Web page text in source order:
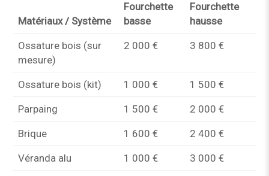
Matériaux / Système
Fourchette
basse
Fourchette
hausse
Ossature bois (sur
mesure)
2 000 € 3 800 €
Ossature bois (kit) 1 000 € 1 500 €
Parpaing 1 500 € 2 000 €
Brique 1 600 € 2 400 €
Véranda alu 1 000 € 3 000 €